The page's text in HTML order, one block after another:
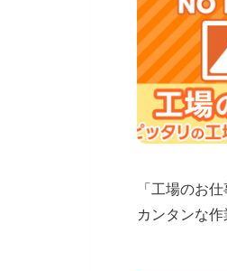
「工場のお
カンタンな